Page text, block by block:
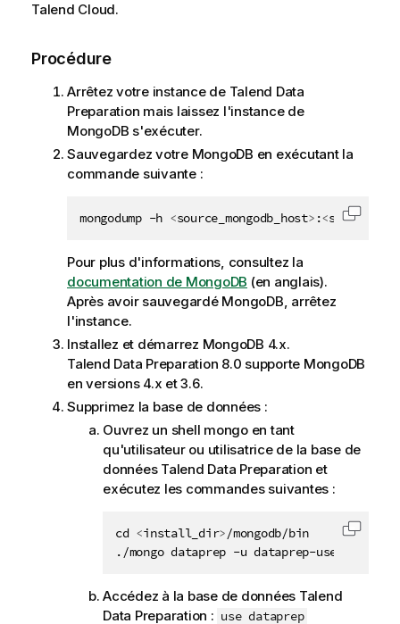
Talend Cloud.
Procédure
Arrêtez votre instance de Talend Data
Preparation mais laissez l'instance de
MongoDB s'exécuter.
Sauvegardez votre MongoDB en exécutant la
commande suivante :
mongodump -h <source_mongodb_host> :< Copier
Pour plus d'informations, consultez la
documentation de MongoDB (en anglais).
Après avoir sauvegardé MongoDB, arrêtez
l'instance.
Installez et démarrez MongoDB 4.x.
Talend Data Preparation 8.0 supporte MongoDB
en versions 4.x et 3.6.
Supprimez la base de données :
Ouvrez un shell mongo en tant
qu'utilisateur ou utilisatrice de la base de
données Talend Data Preparation et
exécutez les commandes suivantes :
cd <install_dir>/mongodb/bin
./mongo dataprep -u dataprep-user -p
Copier
Accédez à la base de données Talend
Data Preparation : use dataprep